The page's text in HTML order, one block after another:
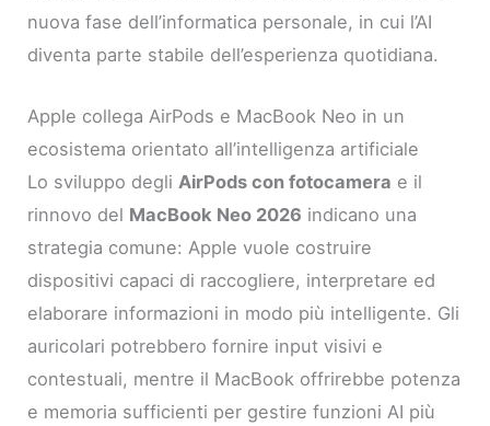
nuova fase dell’informatica personale, in cui l’AI
diventa parte stabile dell’esperienza quotidiana.
Apple collega AirPods e MacBook Neo in un
ecosistema orientato all’intelligenza artificiale
Lo sviluppo degli AirPods con fotocamera e il
rinnovo del MacBook Neo 2026 indicano una
strategia comune: Apple vuole costruire
dispositivi capaci di raccogliere, interpretare ed
elaborare informazioni in modo più intelligente. Gli
auricolari potrebbero fornire input visivi e
contestuali, mentre il MacBook offrirebbe potenza
e memoria sufficienti per gestire funzioni AI più